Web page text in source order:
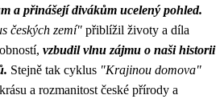
a přinášejí divákům ucelený pohled.
českých zemí" přiblížil životy a díla
vzbudil vlnu zájmu o naši historii
Stejně tak cyklus "Krajinou domova"
a rozmanitost české přírody a